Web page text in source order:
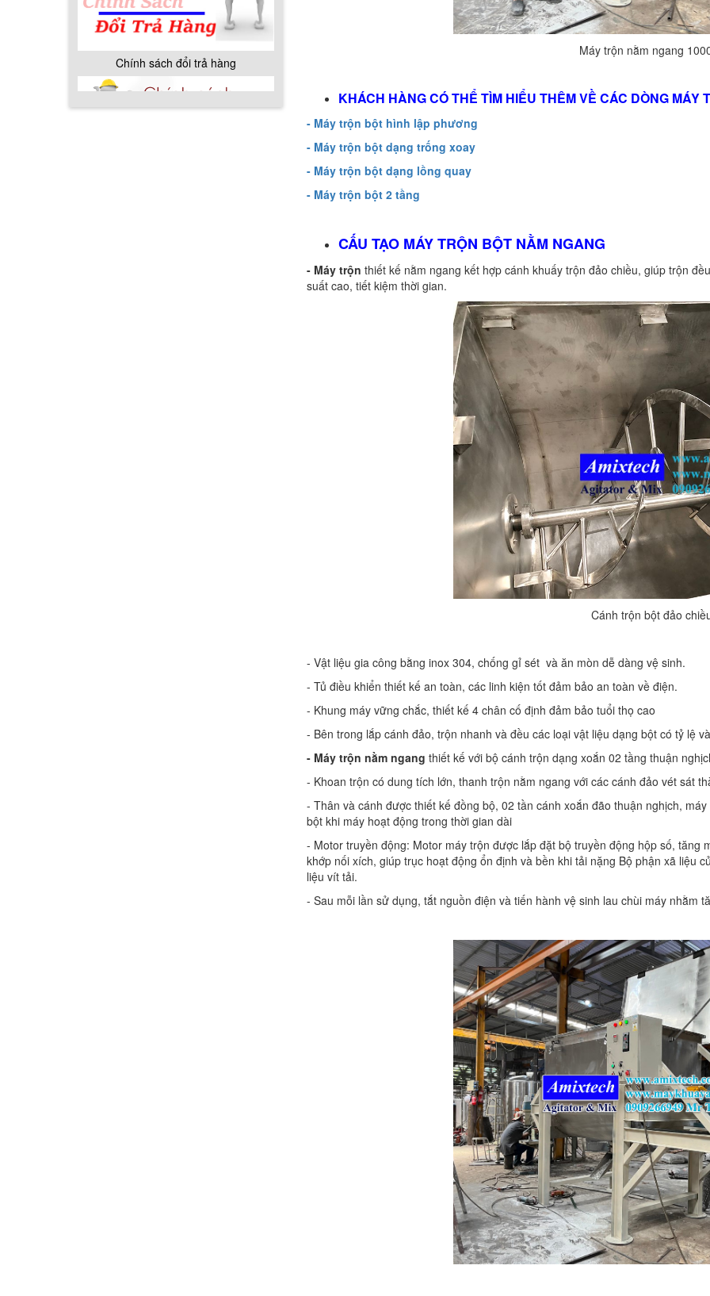
Chính sách bảo hành
Máy trộn nằm ngang
KHÁCH HÀNG CÓ THỂ TÌM HIỂU THÊM VỀ CÁC DÒNG MÁY
- Máy trộn bột hình lập phương
- Máy trộn bột dạng trống xoay
- Máy trộn bột dạng lồng quay
- Máy trộn bột 2 tầng
CẤU TẠO MÁY TRỘN BỘT NẰM NGANG
- Máy trộn thiết kế nằm ngang kết hợp cánh khuấy trộn đảo chiều, giúp trộn
suất cao, tiết kiệm thời gian.
Cánh trộn bột đảo
- Vật liệu gia công bằng inox 304, chống gỉ sét và ăn mòn dễ dàng vệ sinh.
- Tủ điều khiển thiết kế an toàn, các linh kiện tốt đảm bảo an toàn về điện.
- Khung máy vững chắc, thiết kế 4 chân cố định đảm bảo tuổi thọ cao
- Bên trong lắp cánh đảo, trộn nhanh và đều các loại vật liệu dạng bột có tỷ lệ
- Máy trộn nằm ngang thiết kế với bộ cánh trộn dạng xoắn 02 tầng thuận
- Khoan trộn có dung tích lớn, thanh trộn nằm ngang với các cánh đảo vét sát
- Thân và cánh được thiết kế đồng bộ, 02 tần cánh xoắn đão thuận nghịch,
bột khi máy hoạt động trong thời gian dài
- Motor truyền động: Motor máy trộn được lắp đặt bộ truyền động hộp số, tăng
khớp nối xích, giúp trục hoạt động ổn định và bền khi tải nặng Bộ phận xã liệu
liệu vít tải.
- Sau mỗi lần sử dụng, tắt nguồn điện và tiến hành vệ sinh lau chùi máy nhằm